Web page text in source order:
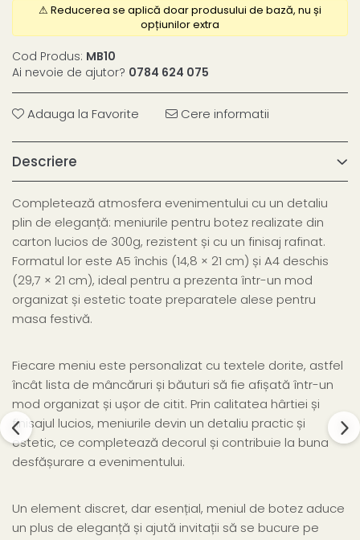
Cod Produs: MB10
Ai nevoie de ajutor? 0784 624 075
Adauga la Favorite Cere informatii
Descriere
Completează atmosfera evenimentului cu un detaliu
plin de eleganță: meniurile pentru botez realizate din
carton lucios de 300g, rezistent și cu un finisaj rafinat.
Formatul lor este A5 închis (14,8 × 21 cm) și A4 deschis
(29,7 × 21 cm), ideal pentru a prezenta într-un mod
organizat și estetic toate preparatele alese pentru
masa festivă.
Fiecare meniu este personalizat cu textele dorite, astfel
încât lista de mâncăruri și băuturi să fie afișată într-un
mod organizat și ușor de citit. Prin calitatea hârtiei și
finisajul lucios, meniurile devin un detaliu practic și
estetic, ce completează decorul și contribuie la buna
desfășurare a evenimentului.
Un element discret, dar esențial, meniul de botez aduce
un plus de eleganță și ajută invitații să se bucure pe